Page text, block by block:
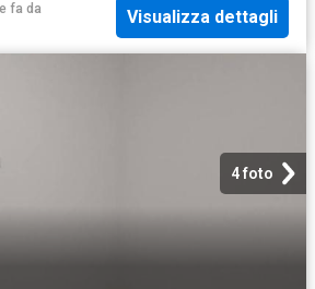
fa da
Visualizza dettagli
4 foto